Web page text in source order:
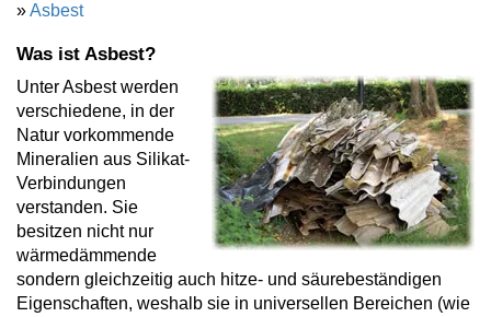
»Asbest
Was ist Asbest?
Unter Asbest werden
verschiedene, in der
Natur vorkommende
Mineralien aus Silikat-
Verbindungen
verstanden. Sie
besitzen nicht nur
wärmedämmende
sondern gleichzeitig auch hitze- und säurebeständigen
Eigenschaften, weshalb sie in universellen Bereichen (wie